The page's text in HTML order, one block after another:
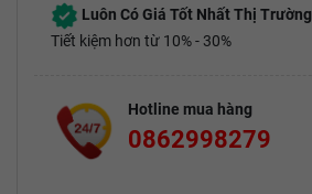
Luôn Có Giá Tốt Nhất Thị Trường
Tiết kiệm hơn từ 10% - 30%
Hotline mua hàng
0862998279